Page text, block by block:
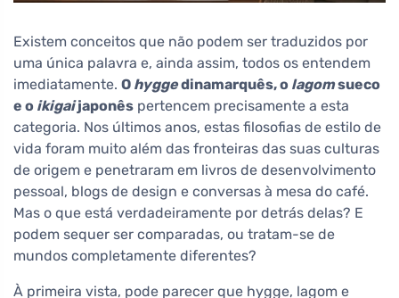
Existem conceitos que não podem ser traduzidos por
uma única palavra e, ainda assim, todos os entendem
imediatamente. O hyggedinamarquês, o lagomsueco
e o ikigaijaponês pertencem precisamente a esta
categoria. Nos últimos anos, estas filosofias de estilo de
vida foram muito além das fronteiras das suas culturas
de origem e penetraram em livros de desenvolvimento
pessoal, blogs de design e conversas à mesa do café.
Mas o que está verdadeiramente por detrás delas? E
podem sequer ser comparadas, ou tratam-se de
mundos completamente diferentes?
À primeira vista, pode parecer que hygge, lagom e